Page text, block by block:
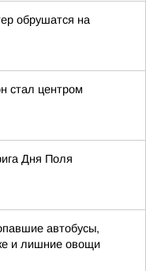
обрушатся на
стал центром
Дня Поля
автобусы,
и лишние овощи